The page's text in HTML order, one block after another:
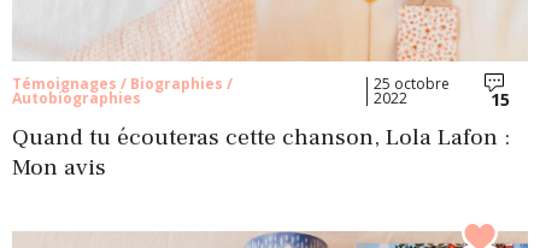
Témoignages / Biographies /
Autobiographies
25 octobre
2022 15
Quand tu écouteras cette chanson, Lola Lafon :
Mon avis